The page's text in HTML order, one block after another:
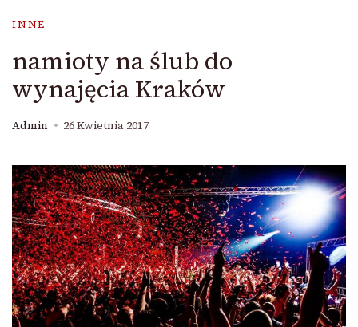
INNE
namioty na ślub do
wynajęcia Kraków
Admin 26 Kwietnia 2017